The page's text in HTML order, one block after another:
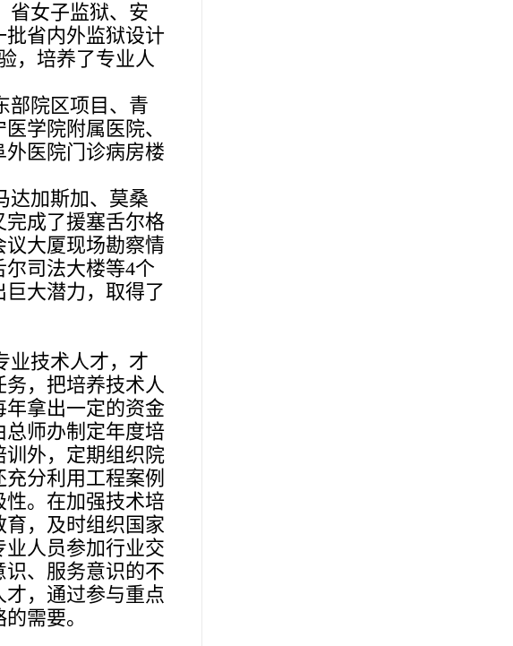
省女子监狱、安
省内外监狱设计
，培养了专业人
部院区项目、青
学院附属医院、
医院门诊病房楼
达加斯加、莫桑
完成了援塞舌尔格
大厦现场勘察情
司法大楼等4个
大潜力，取得了
业技术人才，才
，把培养技术人
拿出一定的资金
总师办制定年度培
外，定期组织院
分利用工程案例
。在加强技术培
，及时组织国家
人员参加行业交
、服务意识的不
，通过参与重点
需要。